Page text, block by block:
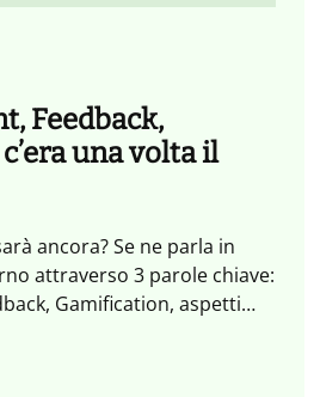
Feedback,
una volta il
ancora? Se ne parla in
attraverso 3 parole chiave:
Gamification, aspetti
collaborativo.